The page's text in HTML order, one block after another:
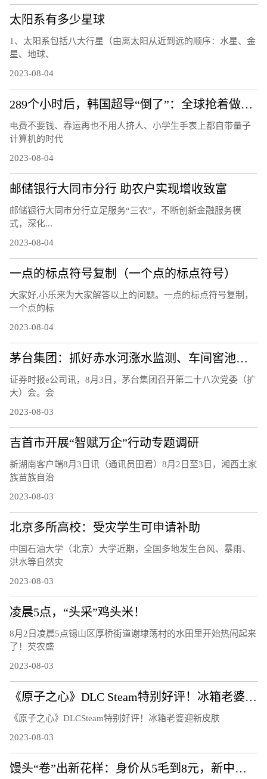
太阳系有多少星球
1、太阳系包括八大行星（由离太阳从近到远的顺序：水星、金
星、地球、
2023-08-04
289个小时后，韩国超导“倒了”：全球抢着做的复现实验还做吗
电费不要钱、春运再也不用人挤人、小学生手表上都自带量子
计算机的时代
2023-08-04
邮储银行大同市分行 助农户实现增收致富
邮储银行大同市分行立足服务“三农”，不断创新金融服务模
式，深化...
2023-08-04
一点的标点符号复制（一个点的标点符号）
大家好,小乐来为大家解答以上的问题。一点的标点符号复制，
一个点的标
2023-08-04
茅台集团：抓好赤水河涨水监测、车间窖池防汛等工作
证券时报e公司讯，8月3日，茅台集团召开第二十八次党委（扩
大）会。会
2023-08-03
吉首市开展“智赋万企”行动专题调研
新湖南客户端8月3日讯（通讯员田君）8月2日至3日，湘西土家
族苗族自治
2023-08-03
北京多所高校：受灾学生可申请补助
中国石油大学（北京）大学近期，全国多地发生台风、暴雨、
洪水等自然灾
2023-08-03
凌晨5点，“头采”鸡头米！
8月2日凌晨5点锡山区厚桥街道谢埭荡村的水田里开始热闹起来
了！芡农盛
2023-08-03
《原子之心》DLC Steam特别好评！冰箱老婆迎新皮肤
《原子之心》DLCSteam特别好评！冰箱老婆迎新皮肤
2023-08-03
馒头“卷”出新花样：身价从5毛到8元，新中式馒头正在接受市场考验